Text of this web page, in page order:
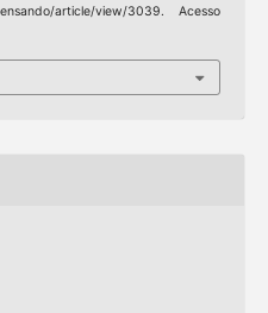
article/view/3039. Acesso